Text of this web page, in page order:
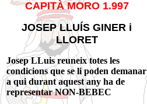
CAPITÀ MORO 1.997
JOSEP LLUÍS GINER i
LLORET
Josep LLuis reuneix totes les
condicions que se li poden demanar
a qui durant aquest any ha de
representar NON-BEBEC